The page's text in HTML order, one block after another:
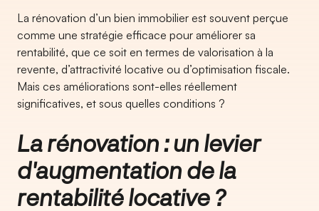
La rénovation d’un bien immobilier est souvent perçue
comme une stratégie efficace pour améliorer sa
rentabilité, que ce soit en termes de valorisation à la
revente, d’attractivité locative ou d’optimisation fiscale.
Mais ces améliorations sont-elles réellement
significatives, et sous quelles conditions ?
La rénovation : un levier
d'augmentation de la
rentabilité locative ?